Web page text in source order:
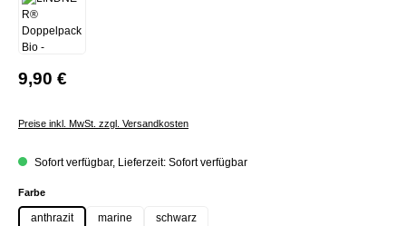
9,90 €
Preise inkl. MwSt. zzgl. Versandkosten
Sofort verfügbar, Lieferzeit: Sofort verfügbar
Farbeauswählen
anthrazit marine schwarz